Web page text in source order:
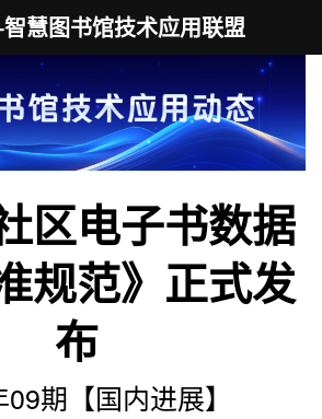
区电子书数据
规范》正式发
布
期【国内进展】
慧图书馆技术应用联盟